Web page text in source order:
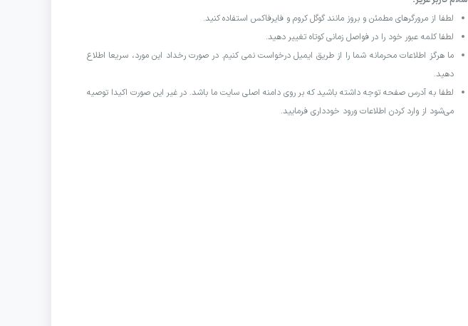
لطفا از مرورگرهای مطمئن و بروز مانند گوگل کروم و فایرفاکس استفاده کنید.
لطفا کلمه عبور خود را در فواصل زمانی کوتاه تغییر دهید.
ما هرگز اطلاعات محرمانه شما را از طریق ایمیل درخواست نمی کنیم. در صورت رخداد این مورد، سریعا اطلاع
دهید.
لطفا به آدرس صفحه توجه داشته باشید که بر روی دامنه اصلی سایت ما باشد. در غیر این صورت اکیدا توصیه
می‌شود از وارد کردن اطلاعات ورود خودداری فرمایید.